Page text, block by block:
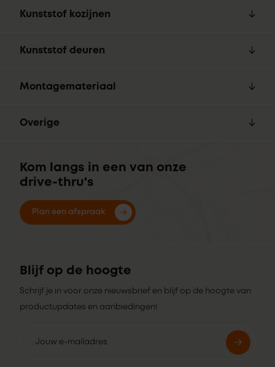
Kunststof kozijnen
Kunststof deuren
Montagemateriaal
Overige
Kom langs in een van onze
drive-thru's
Plan een afspraak
Blijf op de hoogte
Schrijf je in voor onze nieuwsbrief en blijf op de hoogte van
productupdates en aanbiedingen!